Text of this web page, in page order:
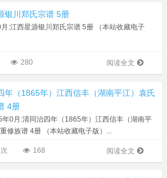
银川郑氏宗谱 5册
:江西星源银川郑氏宗谱 5册 （本站收藏电子
阅读全文
280
年（1865年）江西信丰（湖南平江）袁氏
4册
年0月:清同治四年（1865年）江西信丰（湖南平
修族谱 4册 （本站收藏电子版）...
阅读全文
168